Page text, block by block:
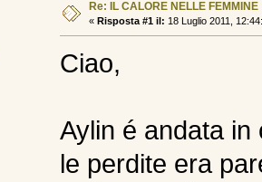
Re: IL CALORE NELLE FEMMINE
« Risposta #1 il: 18 Luglio 2011,
Ciao,
Aylin é andata
le perdite era